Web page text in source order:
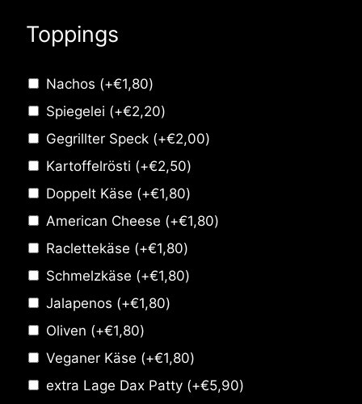
Toppings
Nachos (+€1,80)
Spiegelei (+€2,20)
Gegrillter Speck (+€2,00)
Kartoffelrösti (+€2,50)
Doppelt Käse (+€1,80)
American Cheese (+€1,80)
Raclettekäse (+€1,80)
Schmelzkäse (+€1,80)
Jalapenos (+€1,80)
Oliven (+€1,80)
Veganer Käse (+€1,80)
extra Lage Dax Patty (+€5,90)